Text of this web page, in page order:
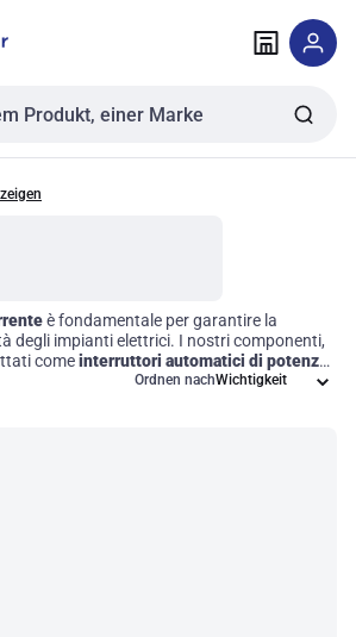
è fondamentale per garantire la
degli impianti elettrici. I nostri componenti,
comeinterruttori automatici di potenza
protezione efficace contro sovraccarichi e
Ordnen nach